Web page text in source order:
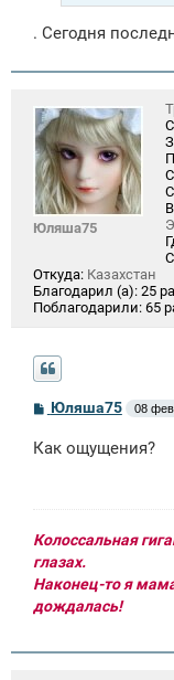
. Сегодня
Юляша75
Откуда: Казахстан
Благодарил (а): 25
Поблагодарили: 65
С
б
Юляша75 08
Как ощущения?
Колоссальная
глазах.
Наконец-то я
дождалась!